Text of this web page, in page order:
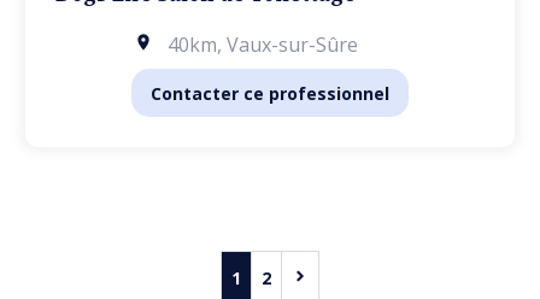
40km, Vaux-sur-Sûre
Contacter ce professionnel
1 2